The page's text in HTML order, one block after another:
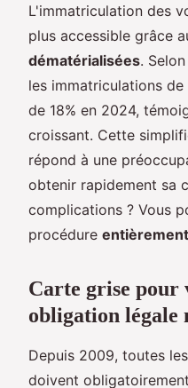
L'immatriculation des
plus accessible grâce
dématérialisées.
les immatriculations
de 18% en 2024,
croissant. Cette
répond à une
obtenir rapidement sa
complications ? Vous
procédure
Carte grise pour
obligation légale
Depuis 2009, toutes
doivent